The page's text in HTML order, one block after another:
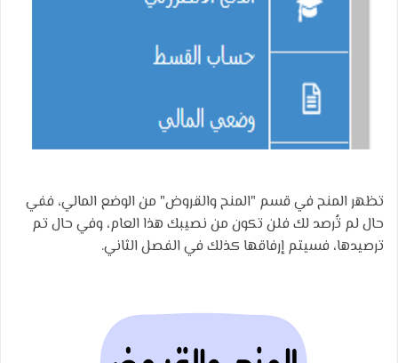
تظهر المنح في قسم "المنح والقروض" من الوضع المالي، ففي
حال لم تُرصد لك فلن تكون من نصيبك هذا العام، وفي حال تم
ترصيدها، فسيتم إرفاقها كذلك في الفصل الثاني.